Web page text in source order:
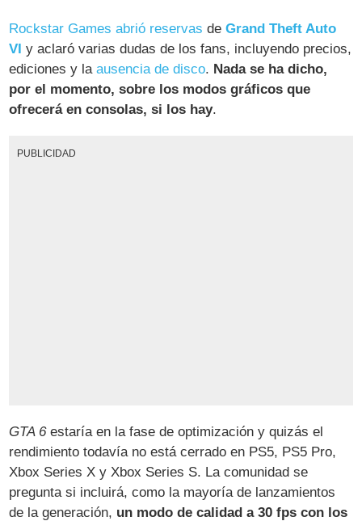
Rockstar Games abrió reservas deGrand Theft Auto
VI y aclaró varias dudas de los fans, incluyendo precios,
ediciones y laausencia de disco. Nada se ha dicho,
por el momento, sobre los modos gráficos que
ofrecerá en consolas, si los hay.
PUBLICIDAD
GTA 6estaría en la fase de optimización y quizás el
rendimiento todavía no está cerrado en PS5, PS5 Pro,
Xbox Series X y Xbox Series S. La comunidad se
pregunta si incluirá, como la mayoría de lanzamientos
de la generación, un modo de calidad a 30 fps con los